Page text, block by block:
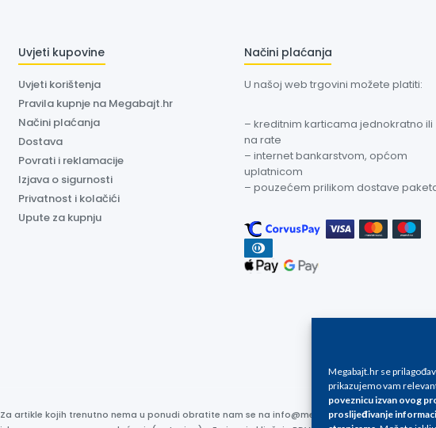
Megabajt.hr se
prikazujemo vam
poveznicu izvan ovog
proslijeđivanje
Uvjeti kupovine
Uvjeti korištenja
Pravila kupnje na Megabajt.hr
Načini plaćanja
Dostava
Povrati i reklamacije
Izjava o sigurnosti
Privatnost i kolačići
Upute za kupnju
Načini plaćanja
U našoj web trgovini možete platiti:
– kreditnim karticama jednokratno ili
na rate
– internet bankarstvom, općom
uplatnicom
– pouzećem prilikom dostave
Za artikle kojih trenutno nema u ponudi obratite nam se na info@megabajt.hr. Sve cijene su